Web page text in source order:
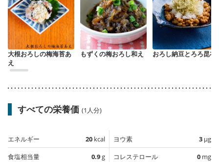
大根おろしの梅海苔あ
え
もずくの梅おろし和え おろし納豆とろろ昆布
すべての栄養価 (1人分)
エネルギー 20 kcal
食塩相当量
0.9g
ヨウ素 3 µg
コレステロール
0 mg